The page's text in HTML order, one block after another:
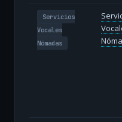
Servicios
Vocales
Nómadas